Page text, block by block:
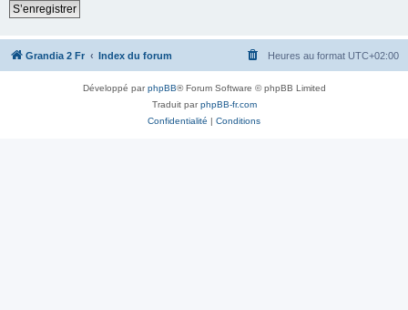
S’enregistrer
Grandia 2 Fr Index du forum Heures au format UTC+02:00
Développé parphpBB® Forum Software © phpBB Limited
Traduit parphpBB-fr.com
Confidentialité | Conditions